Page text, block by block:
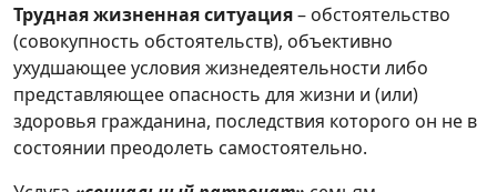
Трудная жизненная ситуация– обстоятельство
(совокупность обстоятельств), объективно
ухудшающее условия жизнедеятельности либо
представляющее опасность для жизни и (или)
здоровья гражданина, последствия которого он не в
состоянии преодолеть самостоятельно.
Активное долголетие
Профилактика
Работа с обращениями граждан и
юридических лиц